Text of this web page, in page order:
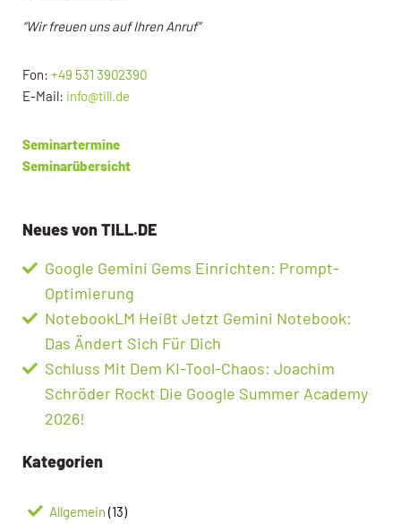
“Wir freuen uns auf Ihren Anruf”
Fon: +49 531 3902390
E-Mail: info@till.de
Seminartermine
Seminarübersicht
Neues von TILL.DE
Google Gemini Gems Einrichten: Prompt-
Optimierung
NotebookLM Heißt Jetzt Gemini Notebook:
Das Ändert Sich Für Dich
Schluss Mit Dem KI-Tool-Chaos: Joachim
Schröder Rockt Die Google Summer Academy
2026!
Kategorien
Allgemein (13)